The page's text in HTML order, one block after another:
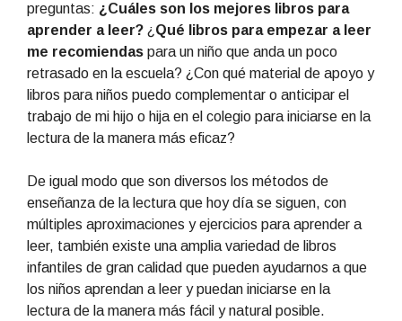
preguntas: ¿Cuáles son los mejores libros para
aprender a leer? ¿Qué libros para empezar a leer
me recomiendas para un niño que anda un poco
retrasado en la escuela? ¿Con qué material de apoyo y
libros para niños puedo complementar o anticipar el
trabajo de mi hijo o hija en el colegio para iniciarse en la
lectura de la manera más eficaz?
De igual modo que son diversos los métodos de
enseñanza de la lectura que hoy día se siguen, con
múltiples aproximaciones y ejercicios para aprender a
leer, también existe una amplia variedad de libros
infantiles de gran calidad que pueden ayudarnos a que
los niños aprendan a leer y puedan iniciarse en la
lectura de la manera más fácil y natural posible.